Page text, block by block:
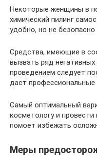
Некоторые женщины в
химический пилинг
удобно, но не
Средства, имеющие в
вызвать ряд
проведением следует
даст профессиональные
Самый оптимальный
косметологу и
помоет избежать
Меры